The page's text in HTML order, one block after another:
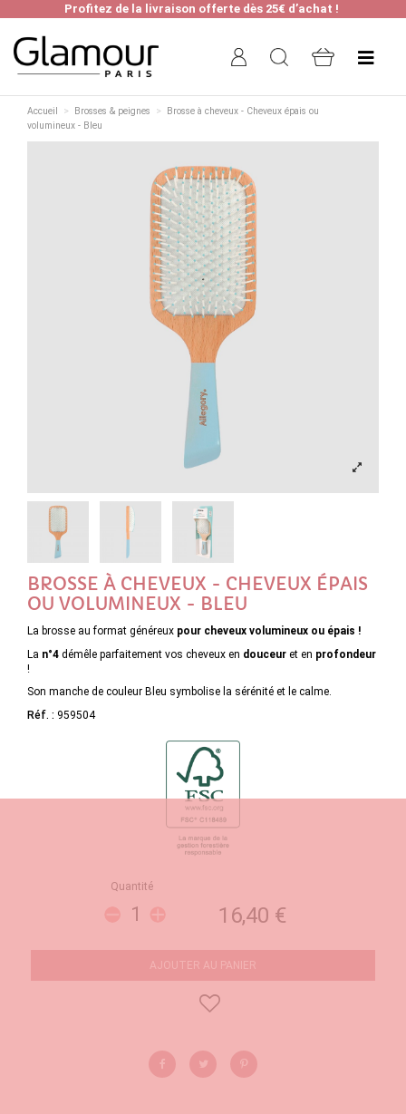
Profitez de la livraison offerte dès 25€ d’achat !
Accueil Brosses & peignes
Brosse à cheveux - Cheveux épais ou
volumineux - Bleu
BROSSE À CHEVEUX - CHEVEUX ÉPAIS
OU VOLUMINEUX - BLEU
La brosse au format généreux pour cheveux volumineux ou épais !
La n°4 démêle parfaitement vos cheveux en douceur et en profondeur
!
Son manche de couleur Bleu symbolise la sérénité et le calme.
Réf. : 959504
Quantité
16,40 €
AJOUTER AU PANIER